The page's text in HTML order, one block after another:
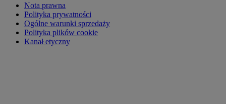
Nota prawna
Polityka prywatności
Ogólne warunki sprzedaży
Polityka plików cookie
Kanał etyczny